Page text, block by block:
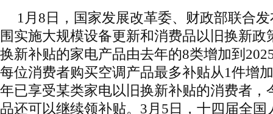
1月8日，国家发展改革委、财政部联合
围实施大规模设备更新和消费品以旧换新政
换新补贴的家电产品由去年的8类增加到
每位消费者购买空调产品最多补贴从1件增
年已享受某类家电以旧换新补贴的消费者，
品还可以继续领补贴。3月5日，十四届全